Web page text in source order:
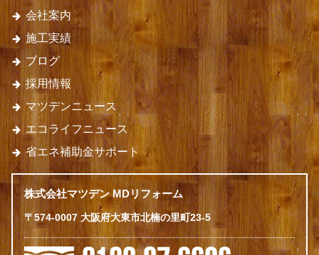
会社案内
施工実績
ブログ
採用情報
マツデンニュース
エコライフニュース
省エネ補助金サポート
株式会社マツデン MDリフォーム
〒574-0007 大阪府大東市北楠の里町23-5